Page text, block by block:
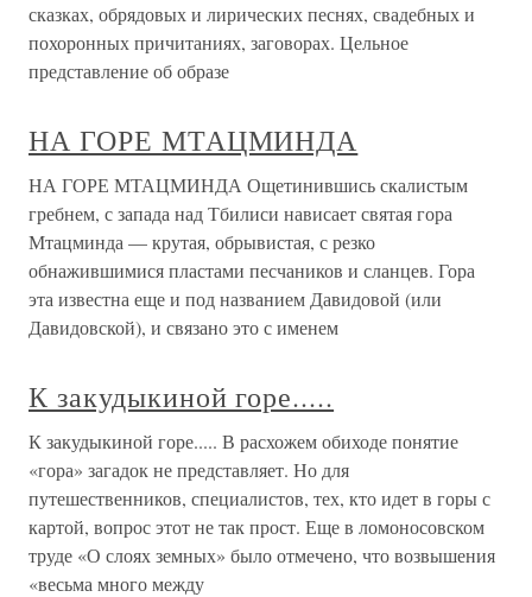
сказках, обрядовых и лирических песнях, свадебных и
похоронных причитаниях, заговорах. Цельное
представление об образе
НА ГОРЕ МТАЦМИНДА
НА ГОРЕ МТАЦМИНДА Ощетинившись скалистым
гребнем, с запада над Тбилиси нависает святая гора
Мтацминда — крутая, обрывистая, с резко
обнажившимися пластами песчаников и сланцев. Гора
эта известна еще и под названием Давидовой (или
Давидовской), и связано это с именем
К закудыкиной горе.....
К закудыкиной горе..... В расхожем обиходе понятие
«гора» загадок не представляет. Но для
путешественников, специалистов, тех, кто идет в горы с
картой, вопрос этот не так прост. Еще в ломоносовском
труде «О слоях земных» было отмечено, что возвышения
«весьма много между